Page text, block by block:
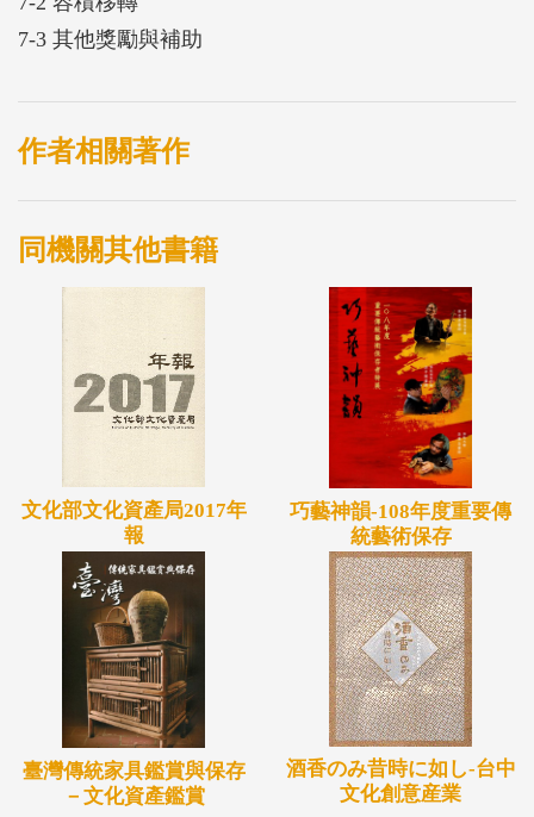
7-3 其他獎勵與補助
作者相關著作
同機關其他書籍
文化部文化資產局2017年
報
巧藝神韻-108年度重要傳
統藝術保存
臺灣傳統家具鑑賞與保存
－文化資產鑑賞
酒香のみ昔時に如し-台中
文化創意産業